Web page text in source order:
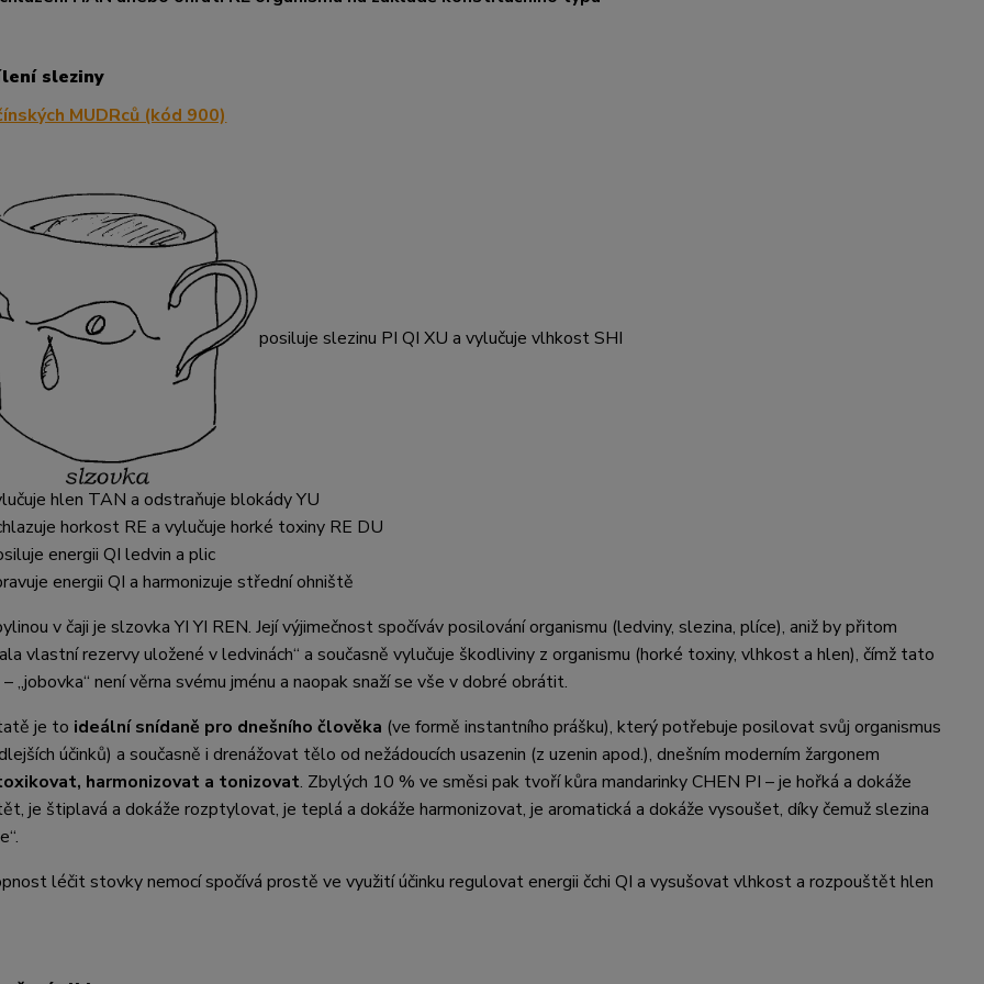
sleziny
MUDRců (kód 900)
posiluje slezinu PI QI XU a vylučuje vlhkost SHI
hlen TAN a odstraňuje blokády YU
horkost RE a vylučuje horké toxiny RE DU
energii QI ledvin a plic
energii QI a harmonizuje střední ohniště
v čaji je slzovka YI YI REN. Její výjimečnost spočíváv posilování organismu (ledviny, slezina, plíce), aniž by přitom
vlastní rezervy uložené v ledvinách“ a současně vylučuje škodliviny z organismu (horké toxiny, vlhkost a hlen), čímž tato
„jobovka“ není věrna svému jménu a naopak snaží se vše v dobré obrátit.
je to ideální snídaně pro dnešního člověka (ve formě instantního prášku), který potřebuje posilovat svůj organismus
účinků) a současně i drenážovat tělo od nežádoucích usazenin (z uzenin apod.), dnešním moderním žargonem
harmonizovat a tonizovat. Zbylých 10 % ve směsi pak tvoří kůra mandarinky CHEN PI – je hořká a dokáže
je štiplavá a dokáže rozptylovat, je teplá a dokáže harmonizovat, je aromatická a dokáže vysoušet, díky čemuž slezina
léčit stovky nemocí spočívá prostě ve využití účinku regulovat energii čchi QI a vysušovat vlhkost a rozpouštět hlen